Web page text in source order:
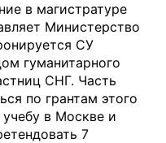
в магистратуре
Министерство
СУ
гуманитарного
СНГ. Часть
по грантам этого
в Москве и
7